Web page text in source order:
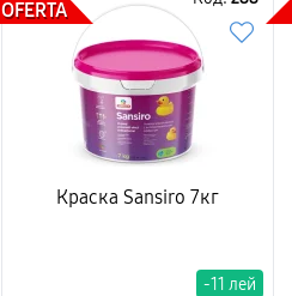
OFERTA
Краска Sansiro 7кг
-11 лей